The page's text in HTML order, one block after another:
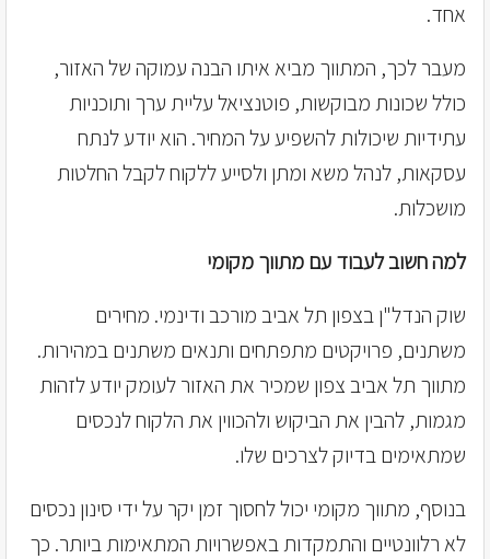
אחד.
מעבר לכך, המתווך מביא איתו הבנה עמוקה של האזור,
כולל שכונות מבוקשות, פוטנציאל עליית ערך ותוכניות
עתידיות שיכולות להשפיע על המחיר. הוא יודע לנתח
עסקאות, לנהל משא ומתן ולסייע ללקוח לקבל החלטות
מושכלות.
למה חשוב לעבוד עם מתווך מקומי
שוק הנדל"ן בצפון תל אביב מורכב ודינמי. מחירים
משתנים, פרויקטים מתפתחים ותנאים משתנים במהירות.
מתווך תל אביב צפון שמכיר את האזור לעומק יודע לזהות
מגמות, להבין את הביקוש ולהכווין את הלקוח לנכסים
שמתאימים בדיוק לצרכים שלו.
בנוסף, מתווך מקומי יכול לחסוך זמן יקר על ידי סינון נכסים
לא רלוונטיים והתמקדות באפשרויות המתאימות ביותר. כך